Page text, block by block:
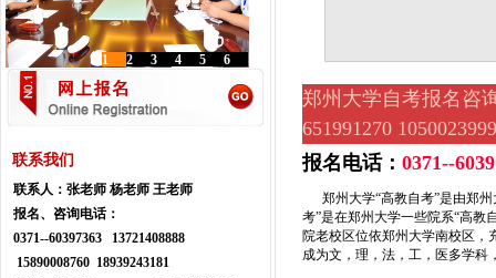
6
5
4
3
2
1
联系我们
联系人： 张老师 杨老师 王老师
报名、咨询电话：
0371--60397363 13721408888
15890008760 18939243181
郑州大学自考报名咨
651991270
报名电话： 0371--
郑州大学“高教自考”是由郑州
考”是在郑州大学一些院系“高教
院老校区位依郑州大学南校区，
成为文，理，法，工，医多学科